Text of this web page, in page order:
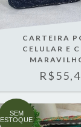
CARTEIRA
CELULAR E
SEM
ESTOQUE